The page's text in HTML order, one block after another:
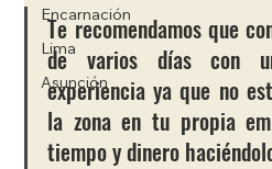
Encarnación
Lima
Asunción
Te recomendamos que
de varios días con
experiencia ya que no
la zona en tu propia
tiempo y dinero